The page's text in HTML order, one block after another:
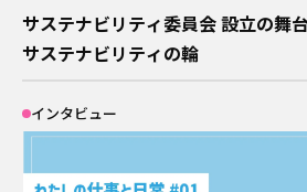
サステナビリティ委員会 設立の舞
サステナビリティの輪
インタビュー